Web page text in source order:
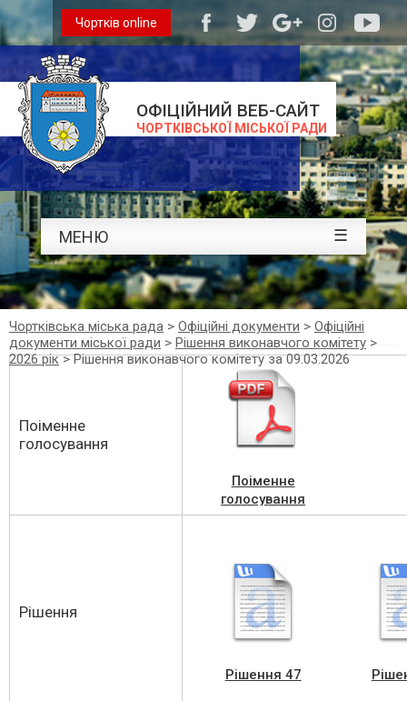
ОФІЦІЙНИЙ ВЕБ-САЙТ
ЧОРТКІВСЬКОЇ МІСЬКОЇ РАДИ
Чортків online
МЕНЮ ☰
Чортківська міська рада > Офіційні документи > Офіційні
документи міської ради > Рішення виконавчого комітету >
2026 рік>Рішення виконавчого комітету за 09.03.2026
Поіменне
голосування
Поіменне
голосування
Рішення
Рішення 47